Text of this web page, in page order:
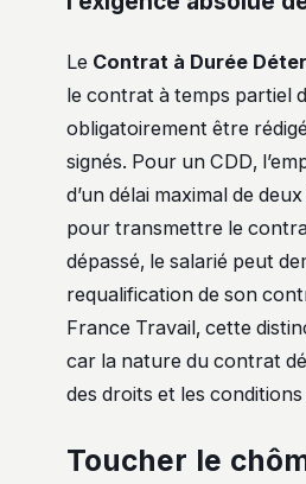
Le Contrat à Durée
le contrat à temps partiel
obligatoirement être
signés. Pour un CDD,
d’un délai maximal de
pour transmettre le
dépassé, le salarié peut
requalification de son
France Travail, cette
car la nature du contrat
des droits et les conditions
Toucher le